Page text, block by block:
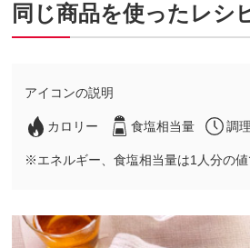
同じ商品を使ったレシ
アイコンの説明
カロリー 食塩相当量 調
※エネルギー、食塩相当量は1人分の値